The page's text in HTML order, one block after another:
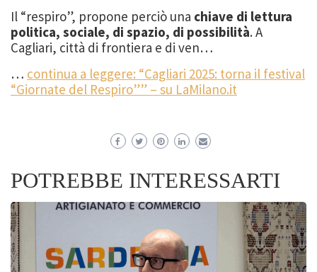
Il “respiro”, propone perciò una chiave di lettura
politica, sociale, di spazio, di possibilità. A
Cagliari, città di frontiera e di ven…
… continua a leggere: “Cagliari 2025: torna il festival
“Giornate del Respiro”” – su LaMilano.it
POTREBBE INTERESSARTI